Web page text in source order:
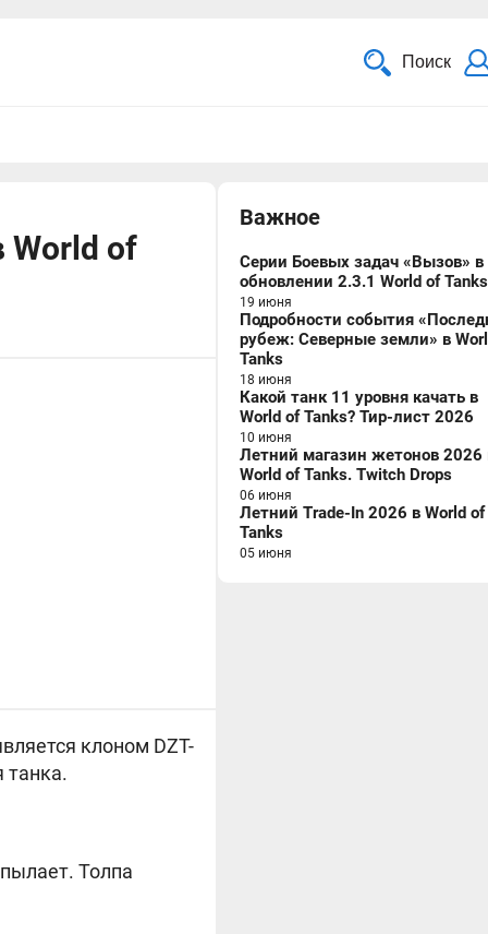
Поиск
World of
клоном DZT-
танка.
Толпа
Важное
Серии Боевых задач «Вызов» в
обновлении 2.3.1 World of Tanks
19 июня
Подробности события
рубеж: Северные земли» в
Tanks
18 июня
Какой танк 11 уровня качать в
World of Tanks? Тир-лист 2026
10 июня
Летний магазин жетонов 2026
World of Tanks. Twitch Drops
06 июня
Летний Trade-In 2026 в World of
Tanks
05 июня